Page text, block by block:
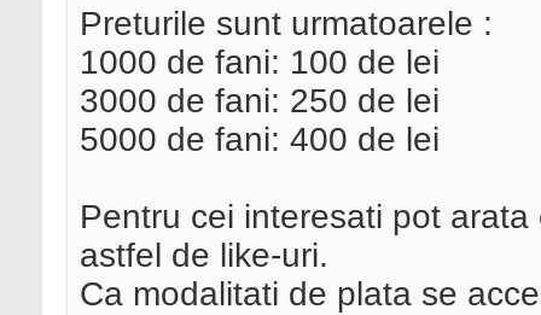
Preturile sunt urmatoarele :
1000 de fani: 100 de lei
3000 de fani: 250 de lei
5000 de fani: 400 de lei
Pentru cei interesati pot
astfel de like-uri.
Ca modalitati de plata se